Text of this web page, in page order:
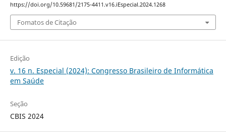
https://doi.org/10.59681/2175-4411.v16.iEspecial.2024.1268
Fomatos de Citação
Edição
v. 16 n. Especial (2024): Congresso Brasileiro de Informática
em Saúde
Seção
CBIS 2024